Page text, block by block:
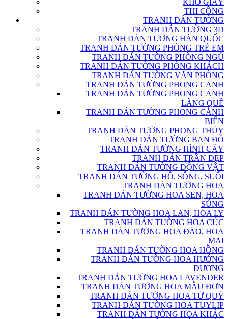
KHO GIẤY
THI CÔNG
TRANH DÁN TƯỜNG
TRANH DÁN TƯỜNG 3D
TRANH DÁN TƯỜNG HÀN QUỐC
TRANH DÁN TƯỜNG PHÒNG TRẺ EM
TRANH DÁN TƯỜNG PHÒNG NGỦ
TRANH DÁN TƯỜNG PHÒNG KHÁCH
TRANH DÁN TƯỜNG VĂN PHÒNG
TRANH DÁN TƯỜNG PHONG CẢNH
TRANH DÁN TƯỜNG PHONG CẢNH
LÀNG QUÊ
TRANH DÁN TƯỜNG PHONG CẢNH
BIỂN
TRANH DÁN TƯỜNG PHONG THỦY
TRANH DÁN TƯỜNG BẢN ĐỒ
TRANH DÁN TƯỜNG HÌNH CÂY
TRANH DÁN TRẦN ĐẸP
TRANH DÁN TƯỜNG ĐỘNG VẬT
TRANH DÁN TƯỜNG HỒ, SÔNG, SUỐI
TRANH DÁN TƯỜNG HOA
TRANH DÁN TƯỜNG HOA SEN, HOA
SÚNG
TRANH DÁN TƯỜNG HOA LAN, HOA LY
TRANH DÁN TƯỜNG HOA CÚC
TRANH DÁN TƯỜNG HOA ĐÀO, HOA
MAI
TRANH DÁN TƯỜNG HOA HỒNG
TRANH DÁN TƯỜNG HOA HƯỚNG
DƯƠNG
TRANH DÁN TƯỜNG HOA LAVENDER
TRANH DÁN TƯỜNG HOA MẪU ĐƠN
TRANH DÁN TƯỜNG HOA TỨ QUÝ
TRANH DÁN TƯỜNG HOA TUYLIP
TRANH DÁN TƯỜNG HOA KHÁC